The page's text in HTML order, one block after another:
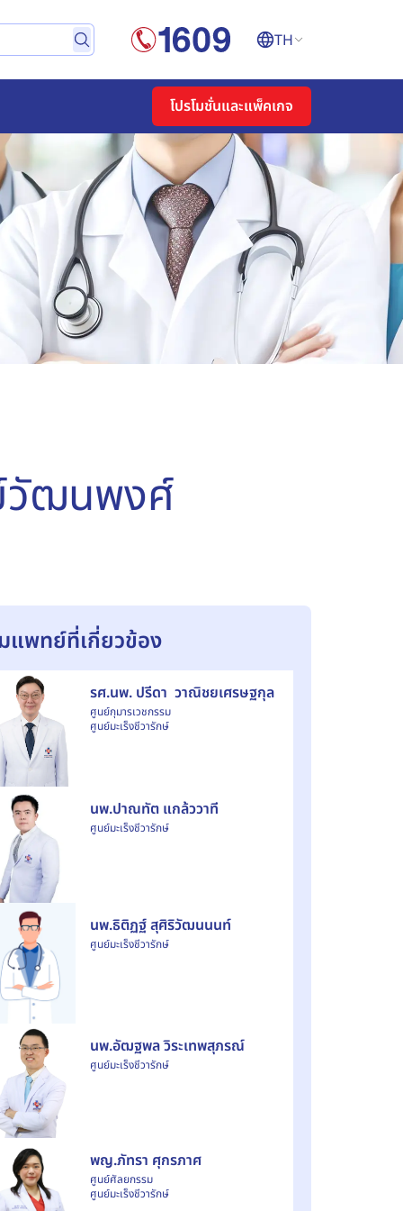
TH
โปรโมชั่นและแพ็คเกจ
วัฒนพงศ์
แพทย์ที่เกี่ยวข้อง
รศ.นพ. ปรีดา วาณิชยเศรษฐกุล
ศูนย์กุมารเวชกรรม
ศูนย์มะเร็งชีวารักษ์
นพ.ปาณทัต แกล้ววาที
ศูนย์มะเร็งชีวารักษ์
นพ.ธิติฏฐ์ สุศิริวัฒนนนท์
ศูนย์มะเร็งชีวารักษ์
นพ.อัฒฐพล วิระเทพสุภรณ์
ศูนย์มะเร็งชีวารักษ์
พญ.ภัทรา ศุกรภาศ
ศูนย์ศัลยกรรม
ศูนย์มะเร็งชีวารักษ์